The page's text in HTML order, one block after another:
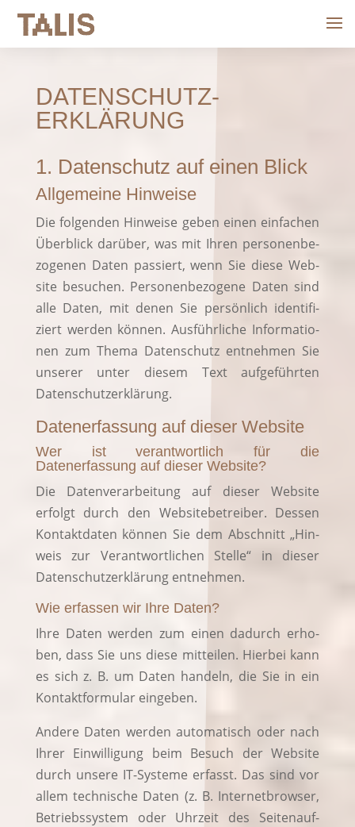
DATENSCHUTZ­
ERKLÄRUNG
1. Datenschutz auf einen Blick
Allgemeine Hinweise
Die fol­gen­den Hin­wei­se geben einen ein­fa­chen
Über­blick dar­über, was mit Ihren per­so­nen­be­
zo­ge­nen Daten pas­siert, wenn Sie die­se Web­
site besu­chen. Per­so­nen­be­zo­ge­ne Daten sind
alle Daten, mit denen Sie per­sön­lich iden­ti­fi­
ziert wer­den kön­nen. Aus­führ­li­che Infor­ma­tio­
nen zum The­ma Daten­schutz ent­neh­men Sie
unse­rer unter die­sem Text auf­ge­führ­ten
Datenschutzerklärung.
Datenerfassung auf dieser Website
Wer ist verantwortlich für die
Datenerfassung auf dieser Website?
Die Daten­ver­ar­bei­tung auf die­ser Web­site
erfolgt durch den Web­site­be­trei­ber. Des­sen
Kon­takt­da­ten kön­nen Sie dem Abschnitt „Hin­
weis zur Ver­ant­wort­li­chen Stel­le“ in die­ser
Daten­schutz­er­klä­rung entnehmen.
Wie erfassen wir Ihre Daten?
Ihre Daten wer­den zum einen dadurch erho­
ben, dass Sie uns die­se mit­tei­len. Hier­bei kann
es sich z. B. um Daten han­deln, die Sie in ein
Kon­takt­for­mu­lar eingeben.
Ande­re Daten wer­den auto­ma­tisch oder nach
Ihrer Ein­wil­li­gung beim Besuch der Web­site
durch unse­re IT-Sys­te­me erfasst. Das sind vor
allem tech­ni­sche Daten (z. B. Inter­net­brow­ser,
Betriebs­sys­tem oder Uhr­zeit des Sei­ten­auf­